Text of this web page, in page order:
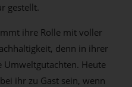
gestellt.
ihre Rolle mit voller
denn in ihrer
Umweltgutachten. Heute
ihr zu Gast sein, wenn